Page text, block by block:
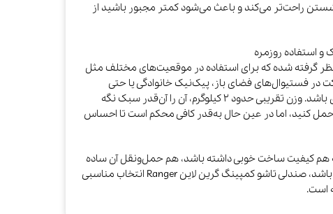
راحت‌تر می‌کند و باعث می‌شود کمتر مجبور باشید از
استفاده روزمره
نظر گرفته شده که برای استفاده در موقعیت‌های مختلف مثل
در فستیوال‌های فضای باز، پیک‌نیک خانوادگی یا حتی
استفاده در حیاط و بالکن، کاملاً کاربردی باشد. وزن تقریبی حدود ۲ کیلوگرم، آن را آن‌قدر سبک نگه
حمل کنید، اما در عین حال به‌قدر کافی محکم است تا احساس
هم کیفیت ساخت خوبی داشته باشد، هم حمل‌ونقل آن ساده
باشد و هم طراحی ساده و شیک داشته باشد، صندلی تاشو کمپینگ گرین لاین Ranger انتخاب مناسبی
است.